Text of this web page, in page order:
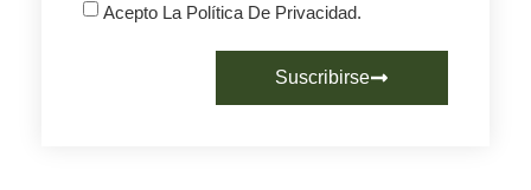
Acepto La Política De Privacidad.
Suscribirse